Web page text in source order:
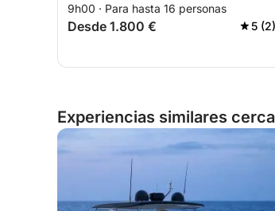
9h00 · Para hasta 16 personas
Desde 1.800 € 5 (2)
Experiencias similares